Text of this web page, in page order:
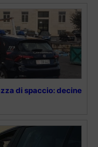
di spaccio: decine